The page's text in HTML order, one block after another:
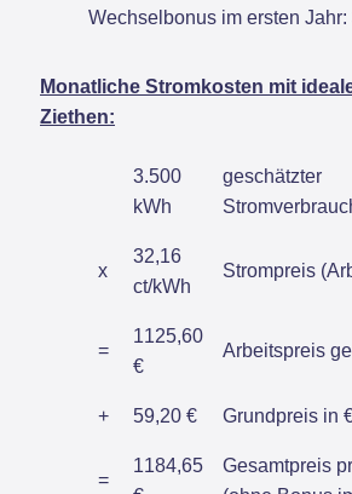
Wechselbonus im ersten Jahr:
Monatliche Stromkosten mit
Ziethen:
3.500
kWh
geschätzter
x
32,16
ct/kWh
Strompreis
=
1125,60
€
Arbeitspreis
+ 59,20 € Grundpreis in
=
1184,65
Gesamtpreis